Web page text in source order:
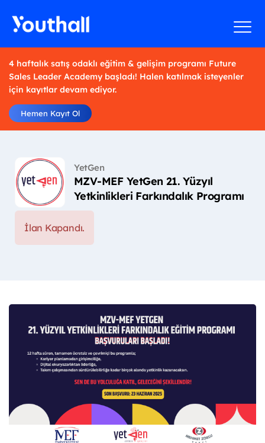
4 haftalık satış odaklı eğitim & gelişim programı Future
Sales Leader Academy başladı! Halen katılmak isteyenler
için kayıtlar devam ediyor.
Hemen Kayıt Ol
YetGen
MZV-MEF YetGen 21. Yüzyıl
Yetkinlikleri Farkındalık Programı
İlan Kapandı.